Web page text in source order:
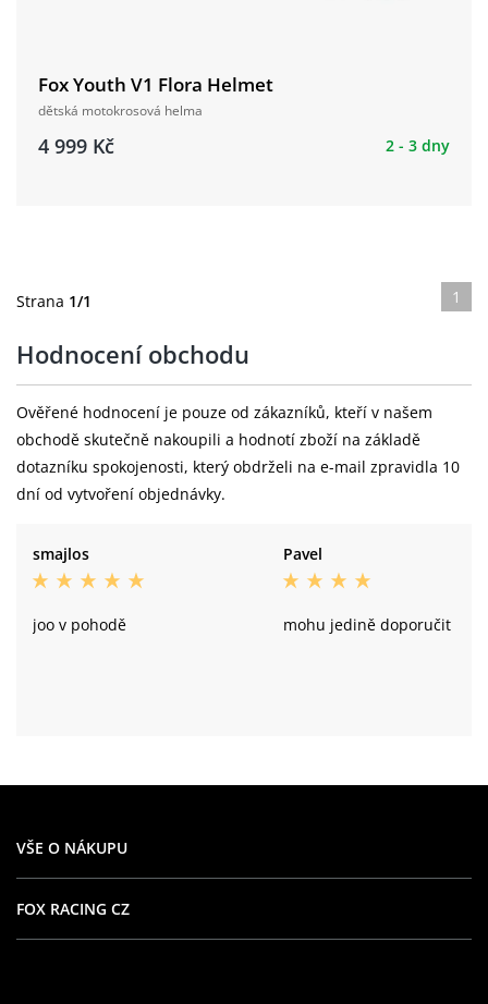
Fox Youth V1 Flora Helmet
dětská motokrosová helma
4 999 Kč 2 - 3 dny
Strana 1/1 1
Hodnocení obchodu
Ověřené hodnocení je pouze od zákazníků, kteří v našem
obchodě skutečně nakoupili a hodnotí zboží na základě
dotazníku spokojenosti, který obdrželi na e-mail zpravidla 10
dní od vytvoření objednávky.
smajlos
joo v pohodě
Pavel
mohu jedině doporučit
VŠE O NÁKUPU
FOX RACING CZ